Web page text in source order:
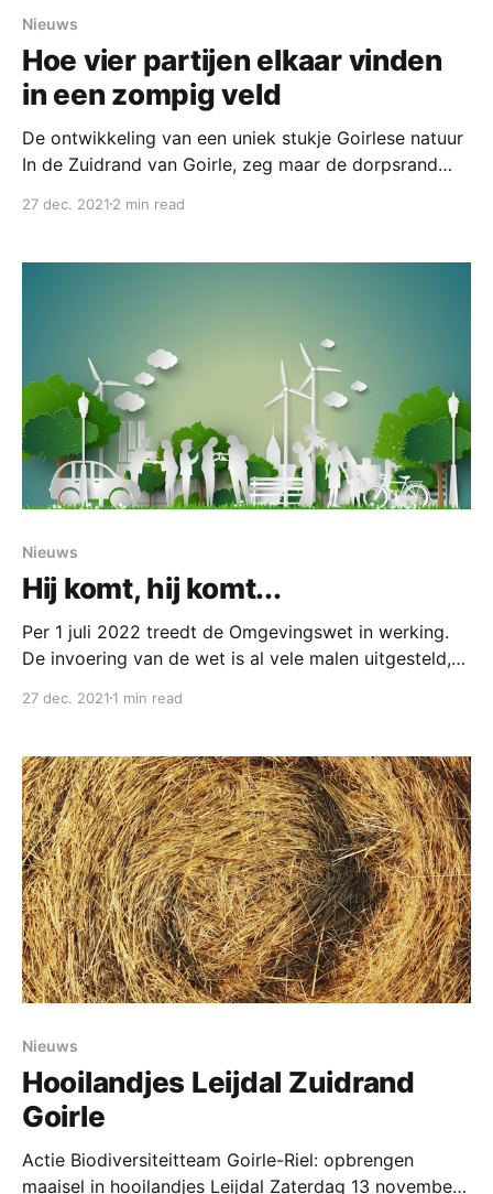
Nieuws
Hoe vier partijen elkaar vinden
in een zompig veld
De ontwikkeling van een uniek stukje Goirlese natuur
In de Zuidrand van Goirle, zeg maar de dorpsrand
veel veranderd. Grote bomen zijn gekapt en
langzaam plaats voor woningbouw. Verder is achter
27 dec. 2021 2 min read
Nieuws
Hij komt, hij komt...
Per 1 juli 2022 treedt de Omgevingswet in werking.
De invoering van de wet is al vele malen uitgesteld,
wetgevingsoperatie sinds de invoering van de
moet alle wet- en regelgeving over ruimte, wonen,
infrastructuur, milieu,
27 dec. 2021 1 min read
Nieuws
Hooilandjes Leijdal Zuidrand
Goirle
Actie Biodiversiteitteam Goirle-Riel: opbrengen
maaisel in hooilandjes Leijdal Zaterdag 13 november